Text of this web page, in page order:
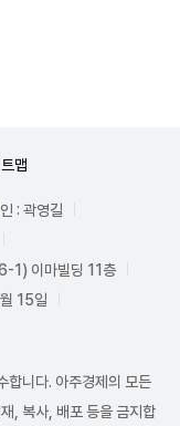
맵
: 곽영길
1) 이마빌딩 11층
15일
합니다. 아주경제의 모든
, 복사, 배포 등을 금지합